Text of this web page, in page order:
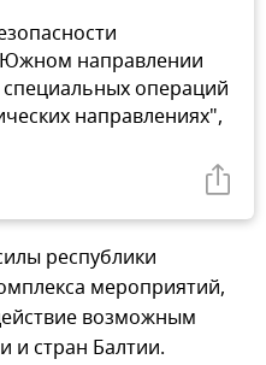
Южном направлении
операций
направлениях",
республики
мероприятий,
возможным
и стран Балтии.